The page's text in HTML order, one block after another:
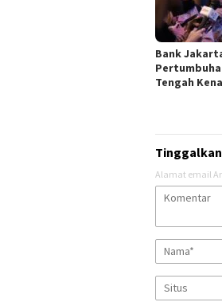
Bank
Tengah
Alamat email